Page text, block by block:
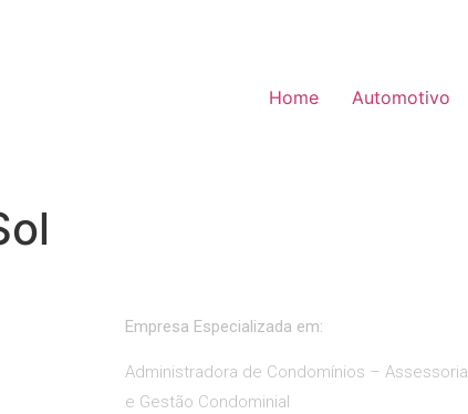
Home Automotivo
Empresa Especializada em:
Administradora de Condomínios – Assessoria
e Gestão Condominial